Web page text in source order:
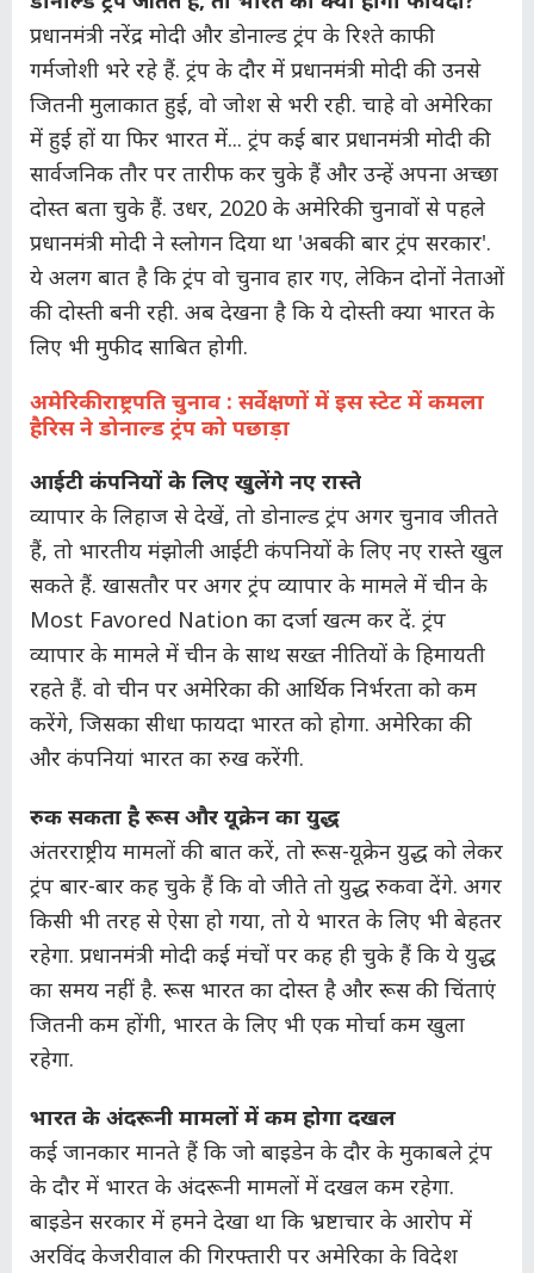
प्रधानमंत्री नरेंद्र मोदी और डोनाल्ड ट्रंप के रिश्ते काफी
गर्मजोशी भरे रहे हैं. ट्रंप के दौर में प्रधानमंत्री मोदी की उनसे
जितनी मुलाकात हुई, वो जोश से भरी रही. चाहे वो अमेरिका
में हुई हों या फिर भारत में... ट्रंप कई बार प्रधानमंत्री मोदी की
सार्वजनिक तौर पर तारीफ कर चुके हैं और उन्हें अपना अच्छा
दोस्त बता चुके हैं. उधर, 2020 के अमेरिकी चुनावों से पहले
प्रधानमंत्री मोदी ने स्लोगन दिया था 'अबकी बार ट्रंप सरकार'.
ये अलग बात है कि ट्रंप वो चुनाव हार गए, लेकिन दोनों नेताओं
की दोस्ती बनी रही. अब देखना है कि ये दोस्ती क्या भारत के
लिए भी मुफीद साबित होगी.
अमेरिकी राष्ट्रपति चुनाव : सर्वेक्षणों में इस स्टेट में कमला
हैरिस ने डोनाल्ड ट्रंप को पछाड़ा
आईटी कंपनियों के लिए खुलेंगे नए रास्ते
व्यापार के लिहाज से देखें, तो डोनाल्ड ट्रंप अगर चुनाव जीतते
हैं, तो भारतीय मंझोली आईटी कंपनियों के लिए नए रास्ते खुल
सकते हैं. खासतौर पर अगर ट्रंप व्यापार के मामले में चीन के
Most Favored Nation का दर्जा खत्म कर दें. ट्रंप
व्यापार के मामले में चीन के साथ सख्त नीतियों के हिमायती
रहते हैं. वो चीन पर अमेरिका की आर्थिक निर्भरता को कम
करेंगे, जिसका सीधा फायदा भारत को होगा. अमेरिका की
और कंपनियां भारत का रुख करेंगी.
रुक सकता है रूस और यूक्रेन का युद्ध
अंतरराष्ट्रीय मामलों की बात करें, तो रूस-यूक्रेन युद्ध को लेकर
ट्रंप बार-बार कह चुके हैं कि वो जीते तो युद्ध रुकवा देंगे. अगर
किसी भी तरह से ऐसा हो गया, तो ये भारत के लिए भी बेहतर
रहेगा. प्रधानमंत्री मोदी कई मंचों पर कह ही चुके हैं कि ये युद्ध
का समय नहीं है. रूस भारत का दोस्त है और रूस की चिंताएं
जितनी कम होंगी, भारत के लिए भी एक मोर्चा कम खुला
रहेगा.
भारत के अंदरूनी मामलों में कम होगा दखल
कई जानकार मानते हैं कि जो बाइडेन के दौर के मुकाबले ट्रंप
के दौर में भारत के अंदरूनी मामलों में दखल कम रहेगा.
बाइडेन सरकार में हमने देखा था कि भ्रष्टाचार के आरोप में
अरविंद केजरीवाल की गिरफ्तारी पर अमेरिका के विदेश